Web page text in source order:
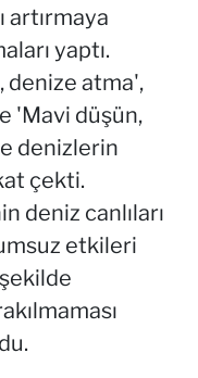
artırmaya
yaptı.
denize atma',
'Mavi düşün,
denizlerin
çekti.
deniz canlıları
etkileri